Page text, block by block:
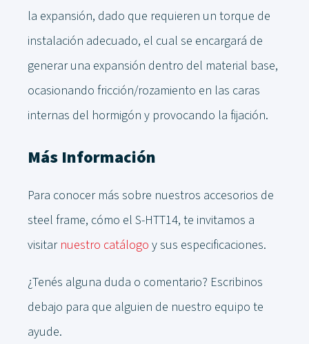
la expansión, dado que requieren un torque de
instalación adecuado, el cual se encargará de
generar una expansión dentro del material base,
ocasionando fricción/rozamiento en las caras
internas del hormigón y provocando la fijación.
Más Información
Para conocer más sobre nuestros accesorios de
steel frame, cómo el S-HTT14, te invitamos a
visitar nuestro catálogo y sus especificaciones.
¿Tenés alguna duda o comentario? Escribinos
debajo para que alguien de nuestro equipo te
ayude.